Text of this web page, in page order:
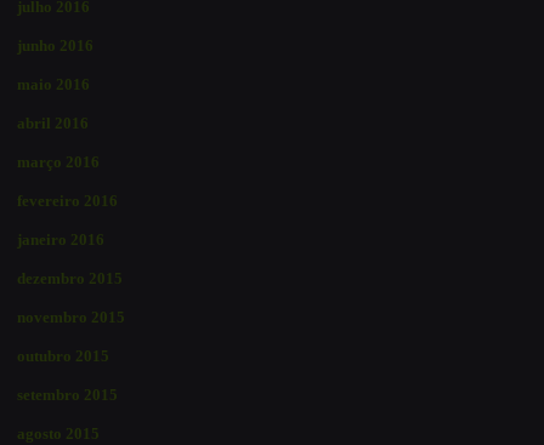
julho 2016
junho 2016
maio 2016
abril 2016
março 2016
fevereiro 2016
janeiro 2016
dezembro 2015
novembro 2015
outubro 2015
setembro 2015
agosto 2015